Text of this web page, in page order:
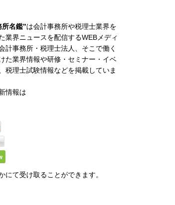
所名鑑”は会計事務所や税理士業界を
業界ニュースを配信するWEBメディ
計事務所・税理士法人、そこで働く
た業界情報や研修・セミナー・イベ
税理士試験情報などを掲載していま
情報は
にて受け取ることができます。